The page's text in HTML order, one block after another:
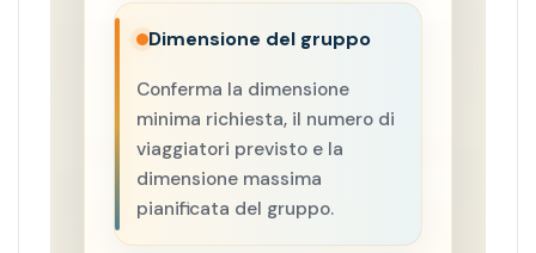
Dimensione del gruppo
Conferma la dimensione
minima richiesta, il numero di
viaggiatori previsto e la
dimensione massima
pianificata del gruppo.